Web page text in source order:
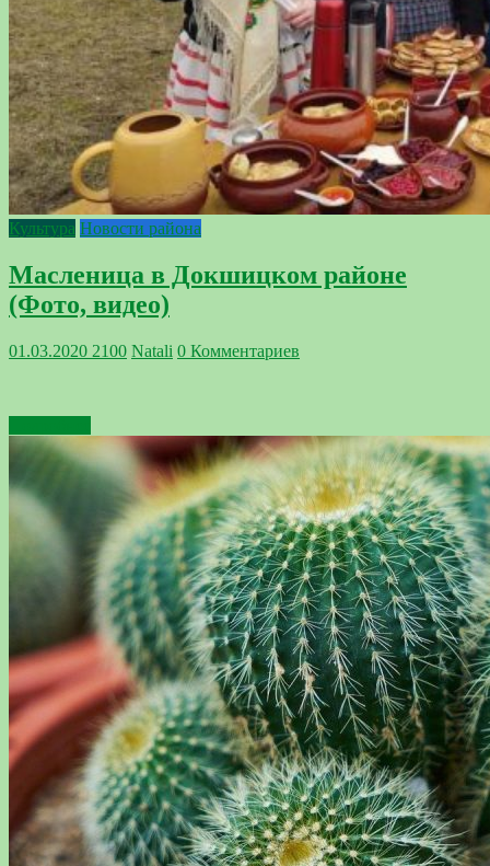
Культура Новости района
Масленица в Докшицком районе
(Фото, видео)
01.03.2020 2100 Natali 0 Комментариев